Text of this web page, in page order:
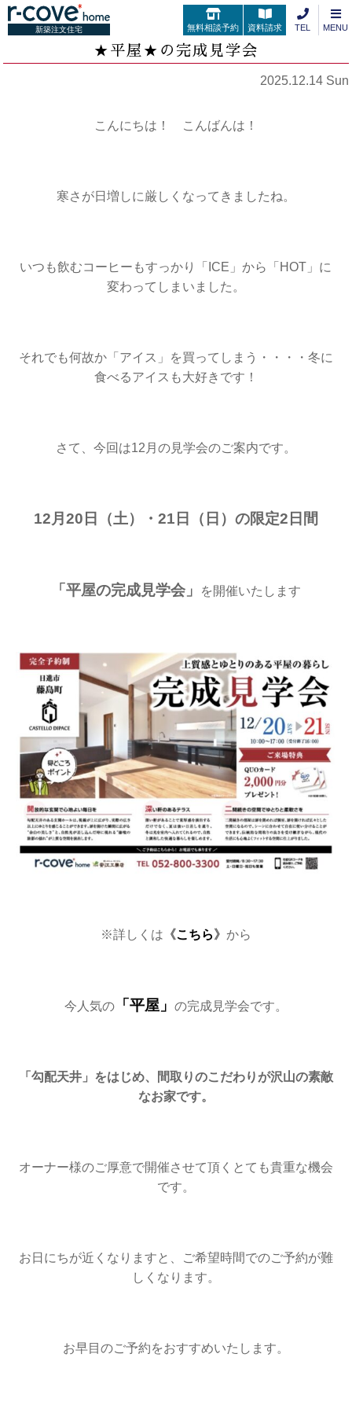
新築注文住宅 無料相談予約 資料請求 TEL MENU
★平屋★の完成見学会
2025.12.14 Sun
こんにちは！ こんばんは！
寒さが日増しに厳しくなってきましたね。
いつも飲むコーヒーもすっかり「ICE」から「HOT」に
変わってしまいました。
それでも何故か「アイス」を買ってしまう・・・・ 冬に
食べるアイスも大好きです！
さて、今回は12月の見学会のご案内です。
12月20日（土）・21日（日）の限定2日間
「平屋の完成見学会」 を開催いたします
※詳しくは 《こちら》 から
今人気の「平屋」 の完成見学会です。
「勾配天井」をはじめ、間取りのこだわりが沢山の素敵
なお家です。
オーナー様のご厚意で開催させて頂くとても貴重な機会
です。
お日にちが近くなりますと、ご希望時間でのご予約が難
しくなります。
お早目のご予約をおすすめいたします。